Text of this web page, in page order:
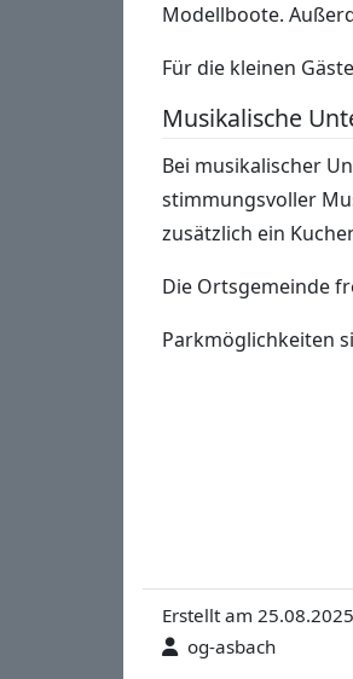
Modellboote.
Für die kleinen
Musikalische
Bei musikalischer
stimmungsvoller
zusätzlich ein
Die Ortsgemeinde
Parkmöglichkeiten
Erstellt am 25.08.2025
og-asbach